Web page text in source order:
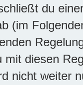
du
(im
mit diesen
nicht weiter